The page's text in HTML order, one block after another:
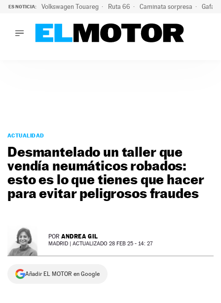
ES NOTICIA: Volkswagen Touareg Ruta 66 Caminata sorpresa Gafas
PODCAST
MOTOS
TECNOLOGÍA
SUPERCOCHES
PREMIOS
NEWSLETTER
ACTUALIDAD
Desmantelado un taller que
vendía neumáticos robados:
esto es lo que tienes que hacer
para evitar peligrosos fraudes
POR ANDREA GIL
MADRID | ACTUALIZADO 28 FEB 25 - 14: 27
Añadir EL MOTOR en Google